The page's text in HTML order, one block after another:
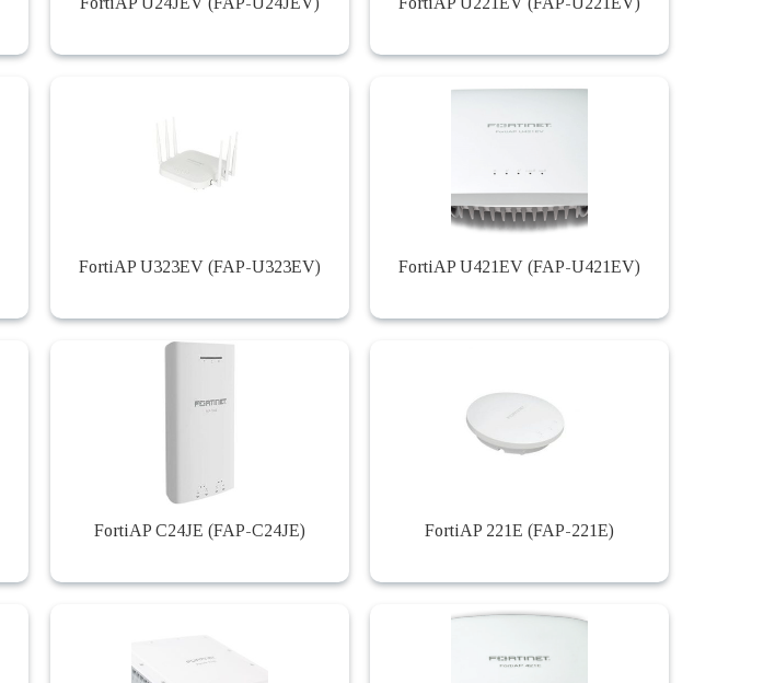
FortiAP U323EV (FAP-U323EV) FortiAP U421EV (FAP-U421EV)
FortiAP C24JE (FAP-C24JE) FortiAP 221E (FAP-221E)